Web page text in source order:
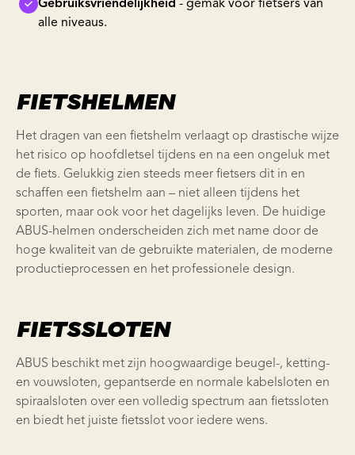
Gebruiksvriendelijkheid - gemak voor fietsers van
alle niveaus.
FIETSHELMEN
Het dragen van een fietshelm verlaagt op drastische wijze
het risico op hoofdletsel tijdens en na een ongeluk met
de fiets. Gelukkig zien steeds meer fietsers dit in en
schaffen een fietshelm aan – niet alleen tijdens het
sporten, maar ook voor het dagelijks leven. De huidige
ABUS-helmen onderscheiden zich met name door de
hoge kwaliteit van de gebruikte materialen, de moderne
productieprocessen en het professionele design.
FIETSSLOTEN
ABUS beschikt met zijn hoogwaardige beugel-, ketting-
en vouwsloten, gepantserde en normale kabelsloten en
spiraalsloten over een volledig spectrum aan fietssloten
en biedt het juiste fietsslot voor iedere wens.